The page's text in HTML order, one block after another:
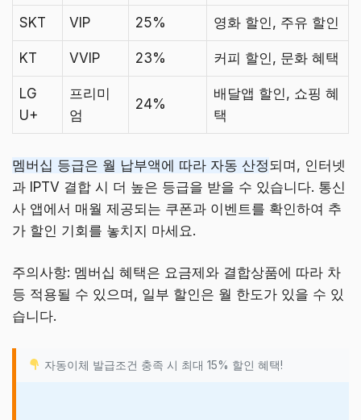
SKT VIP 25% 영화 할인, 주유 할인
KT VVIP 23% 커피 할인, 문화 혜택
LG
U+
프리미
엄
24%
배달앱 할인, 쇼핑 혜
택
멤버십 등급은 월 납부액에 따라 자동 산정되며, 인터넷
과 IPTV 결합 시 더 높은 등급을 받을 수 있습니다. 통신
사 앱에서 매월 제공되는 쿠폰과 이벤트를 확인하여 추
가 할인 기회를 놓치지 마세요.
주의사항: 멤버십 혜택은 요금제와 결합상품에 따라 차
등 적용될 수 있으며, 일부 할인은 월 한도가 있을 수 있
습니다.
자동이체 발급조건 충족 시 최대 15% 할인 혜택!